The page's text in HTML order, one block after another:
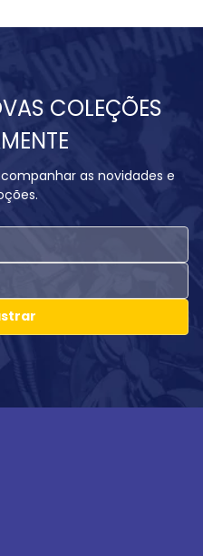
COLEÇÕES
as novidades e